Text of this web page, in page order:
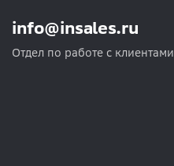
info@insales.ru
Отдел по работе с клиентами